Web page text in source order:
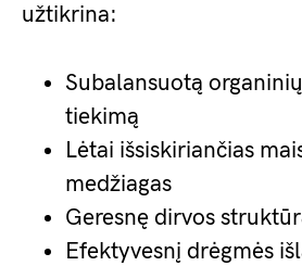
užtikrina:
Subalansuotą
tiekimą
Lėtai išsiskiriančias
medžiagas
Geresnę dirvos
Efektyvesnį drėgmės